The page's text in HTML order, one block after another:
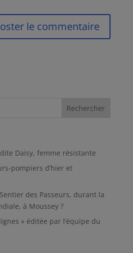
Daisy, femme résistante
pompiers d’hier et
des Passeurs, durant la
à Moussey ?
» éditée par l’équipe du